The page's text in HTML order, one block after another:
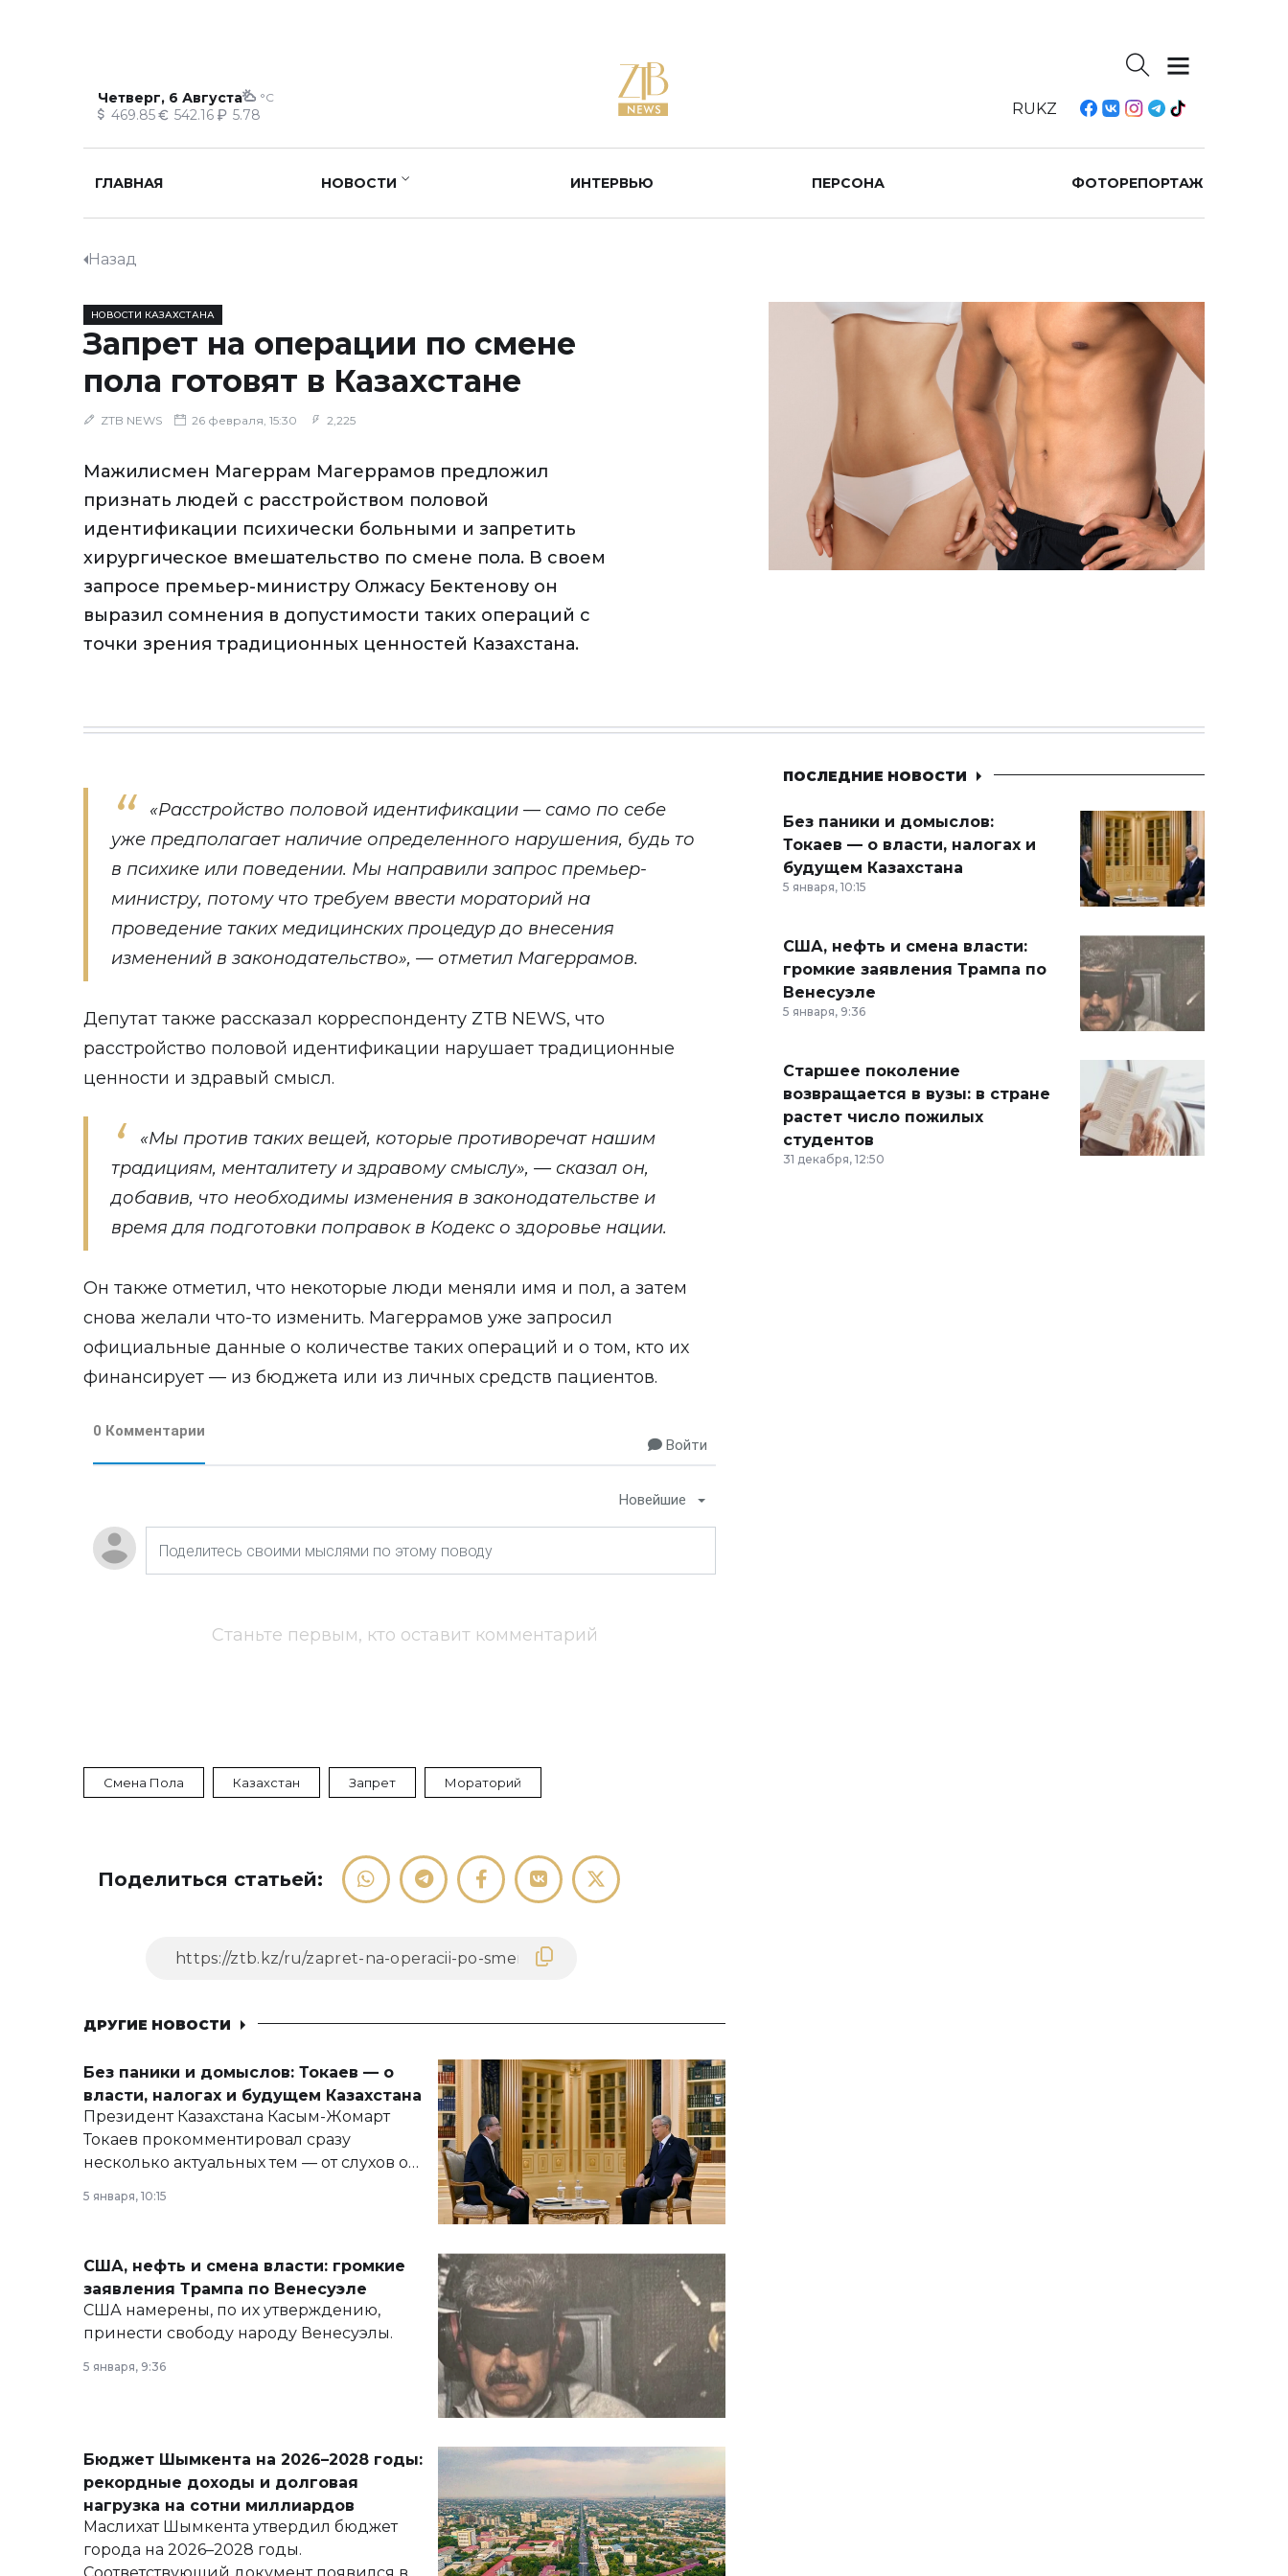
Четверг, 6 Августа °C
469.85 542.16 5.78 RUKZ
ГЛАВНАЯ НОВОСТИ ИНТЕРВЬЮ ПЕРСОНА ФОТОРЕПОРТАЖ
Назад
НОВОСТИ КАЗАХСТАНА
Запрет на операции по смене
пола готовят в Казахстане
ZTB NEWS 26 февраля, 15:30 2,225
Мажилисмен Магеррам Магеррамов предложил
признать людей с расстройством половой
идентификации психически больными и запретить
хирургическое вмешательство по смене пола. В своем
запросе премьер-министру Олжасу Бектенову он
выразил сомнения в допустимости таких операций с
точки зрения традиционных ценностей Казахстана.
«Расстройство половой идентификации — само по себе
уже предполагает наличие определенного нарушения, будь то
в психике или поведении. Мы направили запрос премьер-
министру, потому что требуем ввести мораторий на
проведение таких медицинских процедур до внесения
изменений в законодательство», — отметил Магеррамов.
Депутат также рассказал корреспонденту ZTB NEWS, что
расстройство половой идентификации нарушает традиционные
ценности и здравый смысл.
«Мы против таких вещей, которые противоречат нашим
традициям, менталитету и здравому смыслу», — сказал он,
добавив, что необходимы изменения в законодательстве и
время для подготовки поправок в Кодекс о здоровье нации.
Он также отметил, что некоторые люди меняли имя и пол, а затем
снова желали что-то изменить. Магеррамов уже запросил
официальные данные о количестве таких операций и о том, кто их
финансирует — из бюджета или из личных средств пациентов.
0 Комментарии
Войти
Новейшие
Станьте первым, кто оставит комментарий
Смена Пола Казахстан Запрет Мораторий
Поделиться статьей:
ДРУГИЕ НОВОСТИ
Без паники и домыслов: Токаев — о
власти, налогах и будущем Казахстана
Президент Казахстана Касым-Жомарт
Токаев прокомментировал сразу
несколько актуальных тем — от слухов о
армии, экономики и личного здоровья.
5 января, 10:15
США, нефть и смена власти: громкие
заявления Трампа по Венесуэле
США намерены, по их утверждению,
принести свободу народу Венесуэлы.
5 января, 9:36
Бюджет Шымкента на 2026–2028 годы:
рекордные доходы и долговая
нагрузка на сотни миллиардов
Маслихат Шымкента утвердил бюджет
города на 2026–2028 годы.
ПОСЛЕДНИЕ НОВОСТИ
Без паники и домыслов:
Токаев — о власти, налогах и
будущем Казахстана
5 января, 10:15
США, нефть и смена власти:
громкие заявления Трампа по
Венесуэле
5 января, 9:36
Старшее поколение
возвращается в вузы: в стране
растет число пожилых
студентов
31 декабря, 12:50